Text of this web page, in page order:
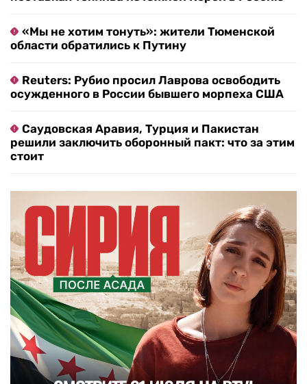
«Мы не хотим тонуть»: жители Тюменской
области обратились к Путину
Reuters: Рубио просил Лаврова освободить
осужденного в России бывшего морпеха США
Саудовская Аравия, Турция и Пакистан
решили заключить оборонный пакт: что за этим
стоит